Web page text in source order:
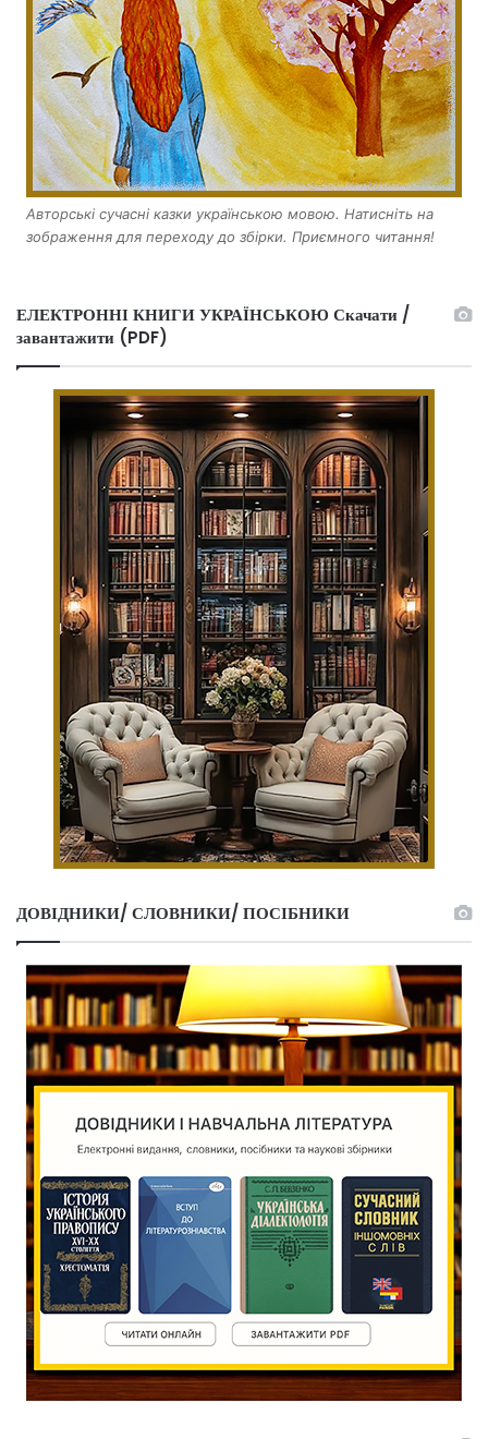
Авторські сучасні казки українською мовою. Натисніть на
зображення для переходу до збірки. Приємного читання!
ЕЛЕКТРОННІ КНИГИ УКРАЇНСЬКОЮ Скачати /
завантажити (PDF)
ДОВІДНИКИ/ СЛОВНИКИ/ ПОСІБНИКИ